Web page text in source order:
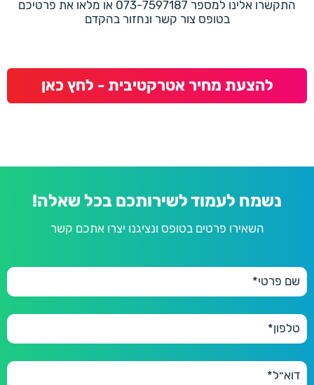
התקשרו אלינו למספר 073-7597187 או מלאו את פרטיכם
בטופס צור קשר ונחזור בהקדם
להצעת מחיר אטרקטיבית - לחץ כאן
נשמח לעמוד לשירותכם בכל שאלה!
השאירו פרטים בטופס ונציגנו יצרו אתכם קשר